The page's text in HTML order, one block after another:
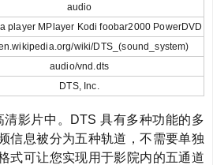
audio
player MPlayer Kodi foobar2000 PowerDVD
wiki/DTS_(sound_system)
audio/vnd.dts
DTS, Inc.
清影片中。DTS 具有多种功能的多
信息被分为五种轨道，不需要单独
式可让您实现用于影院内的五通道